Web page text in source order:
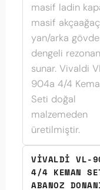
masif ladin
masif akçaağaç
yan/arka
dengeli
sunar. Vivaldi
904a 4/4
Seti doğal
malzemeden
üretilmiştir.
VIVALDI VL-
4/4 KEMAN
ABANOZ